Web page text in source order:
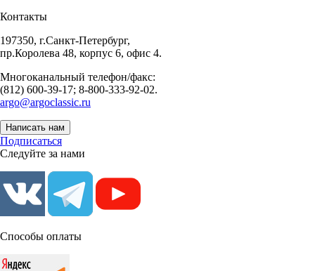
Контакты
197350, г.Санкт-Петербург,
пр.Королева 48, корпус 6, офис 4.
Многоканальный телефон/факс:
(812) 600-39-17; 8-800-333-92-02.
argo@argoclassic.ru
Написать нам
Подписаться
Следуйте за нами
Способы оплаты